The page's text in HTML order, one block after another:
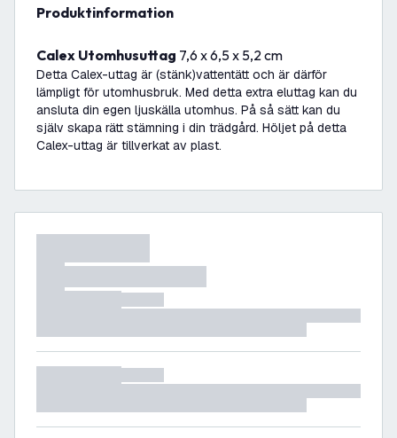
produktinformation
Calex Utomhusuttag 7,6 x 6,5 x 5,2 cm
Detta Calex-uttag är (stänk)vatten­tätt och är därför
lämpligt för utomhusbruk. Med detta extra eluttag kan du
ansluta din egen ljuskälla utomhus. På så sätt kan du
själv skapa rätt stämning i din trädgård. Höljet på detta
Calex-uttag är tillverkat av plast.